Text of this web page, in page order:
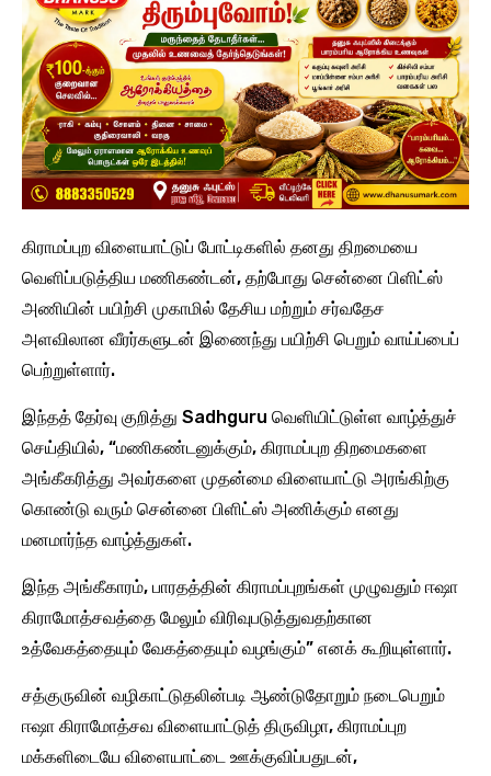
கிராமப்புற விளையாட்டுப் போட்டிகளில் தனது திறமையை
வெளிப்படுத்திய மணிகண்டன், தற்போது சென்னை பிளிட்ஸ்
அணியின் பயிற்சி முகாமில் தேசிய மற்றும் சர்வதேச
அளவிலான வீரர்களுடன் இணைந்து பயிற்சி பெறும் வாய்ப்பைப்
பெற்றுள்ளார்.
இந்தத் தேர்வு குறித்து Sadhguru வெளியிட்டுள்ள வாழ்த்துச்
செய்தியில், “மணிகண்டனுக்கும், கிராமப்புற திறமைகளை
அங்கீகரித்து அவர்களை முதன்மை விளையாட்டு அரங்கிற்கு
கொண்டு வரும் சென்னை பிளிட்ஸ் அணிக்கும் எனது
மனமார்ந்த வாழ்த்துகள்.
இந்த அங்கீகாரம், பாரதத்தின் கிராமப்புறங்கள் முழுவதும் ஈஷா
கிராமோத்சவத்தை மேலும் விரிவுபடுத்துவதற்கான
உத்வேகத்தையும் வேகத்தையும் வழங்கும்” எனக் கூறியுள்ளார்.
சத்குருவின் வழிகாட்டுதலின்படி ஆண்டுதோறும் நடைபெறும்
ஈஷா கிராமோத்சவ விளையாட்டுத் திருவிழா, கிராமப்புற
மக்களிடையே விளையாட்டை ஊக்குவிப்பதுடன்,